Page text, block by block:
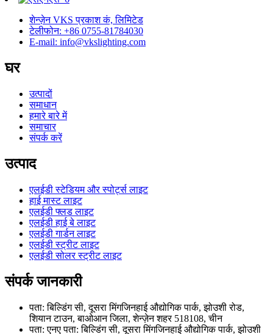
शेन्ज़ेन VKS प्रकाश कं, लिमिटेड
टेलीफोन: +86 0755-81784030
E-mail: info@vkslighting.com
घर
उत्पादों
समाधान
हमारे बारे में
समाचार
संपर्क करें
उत्पाद
एलईडी स्टेडियम और स्पोर्ट्स लाइट
हाई मास्ट लाइट
एलईडी फ्लड लाइट
एलईडी हाई बे लाइट
एलईडी गार्डन लाइट
एलईडी स्ट्रीट लाइट
एलईडी सोलर स्ट्रीट लाइट
संपर्क जानकारी
पता: बिल्डिंग सी, दूसरा मिंगजिनहाई औद्योगिक पार्क, झोउशी रोड,
शियान टाउन, बाओआन जिला, शेन्ज़ेन शहर 518108, चीन
पता: एनए पता: बिल्डिंग सी, दूसरा मिंगजिनहाई औद्योगिक पार्क, झोउशी